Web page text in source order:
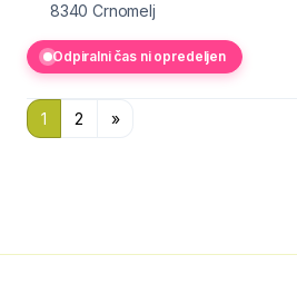
8340 Crnomelj
Odpiralni čas ni opredeljen
1 2 »